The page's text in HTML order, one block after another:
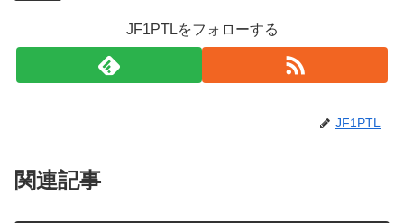
JF1PTLをフォローする
JF1PTL
関連記事